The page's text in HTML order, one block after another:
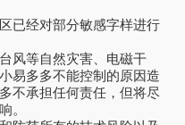
已经对部分敏感字样进行
风等自然灾害、电磁干
易多多不能控制的原因造
不承担任何责任，但将尽
。